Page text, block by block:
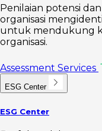
Penilaian potensi
organisasi
untuk mendukung
organisasi.
Assessment Services
ESG Center
ESG Center